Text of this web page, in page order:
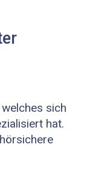
sich
hat.